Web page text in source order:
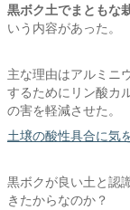
黒ボク土でまともな
いう内容があった。
主な理由はアルミニ
するためにリン酸カ
の害を軽減させた。
土壌の酸性具合に気
黒ボクが良い土と認
きたからなのか？